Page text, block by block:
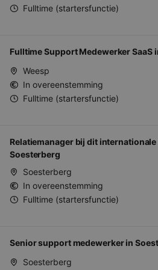
Fulltime (startersfunctie)
Fulltime Support Medewerker SaaS
Weesp
In overeenstemming
Fulltime (startersfunctie)
Relatiemanager bij dit
Soesterberg
Soesterberg
In overeenstemming
Fulltime (startersfunctie)
Senior support medewerker in
Soesterberg